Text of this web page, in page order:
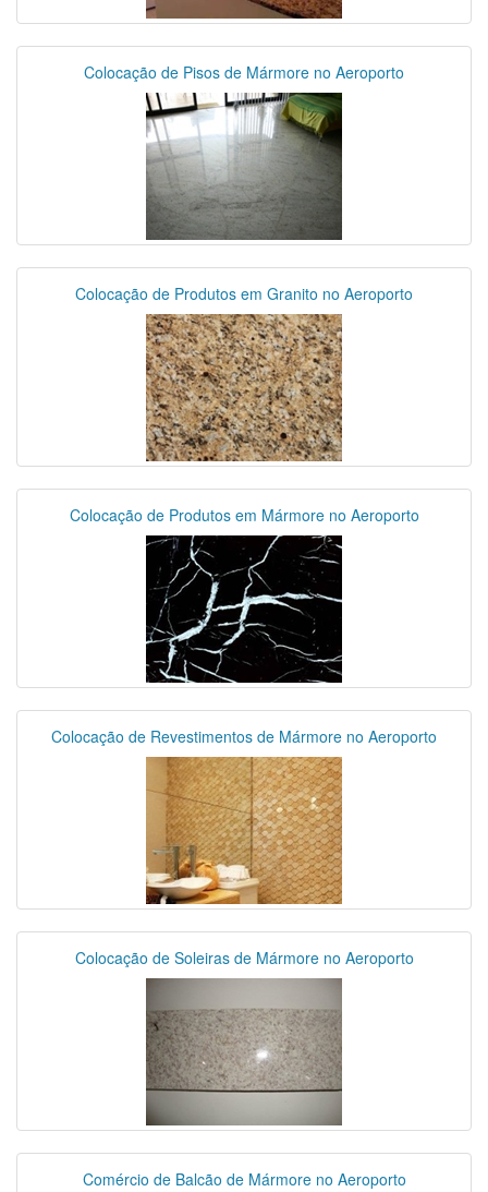
Colocação de Pisos de Mármore no Aeroporto
Colocação de Produtos em Granito no Aeroporto
Colocação de Produtos em Mármore no Aeroporto
Colocação de Revestimentos de Mármore no Aeroporto
Colocação de Soleiras de Mármore no Aeroporto
Comércio de Balcão de Mármore no Aeroporto